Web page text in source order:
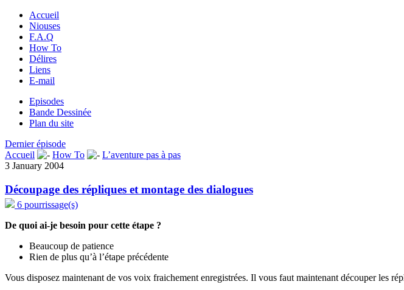
Accueil
Niouses
F.A.Q
How To
Délires
Liens
E-mail
Episodes
Bande Dessinée
Plan du site
Dernier épisode
Accueil
How To
L’aventure pas à pas
3 January 2004
Découpage des répliques et montage des dialogues
6 pourrissage(s)
De quoi ai-je besoin pour cette étape ?
Beaucoup de patience
Rien de plus qu’à l’étape précédente
Vous disposez maintenant de vos voix fraichement enregistrées. Il vous faut maintenant découper les